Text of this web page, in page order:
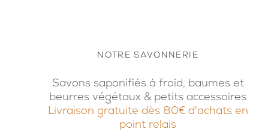
NOTRE SAVONNERIE
Savons saponifiés à froid, baumes et
beurres végétaux & petits accessoires
Livraison gratuite dès 80€ d'achats en
point relais